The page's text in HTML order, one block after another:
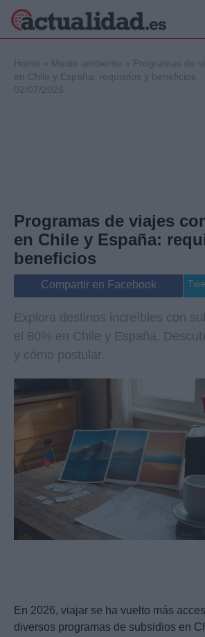
Internacional
Viajes
Home » Medio ambiente » Programas de
en Chile y España: requisitos y beneficios
02/07/2026
Programas de viajes
en Chile y España:
beneficios
Compartir en Facebook
Explora destinos increíbles con
el 80% en Chile y España.
y cómo postular.
En 2026, viajar se ha vuelto más
diversos programas de subsidios en